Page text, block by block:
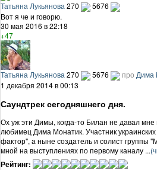
Татьяна Лукьянова 270
5676
Вот я че и говорю.
30 мая 2016 в 22:18
+47
Татьяна Лукьянова 270 5676 про Дима
1 декабря 2014 в 00:13
Саундтрек сегодняшнего дня.
Ох уж эти Димы, когда-то Билан не давал
любимец Дима Монатик. Участник
фактор", а ныне создатель и солист группы
мной на выступлениях по первому каналу ...
Рейтинг: